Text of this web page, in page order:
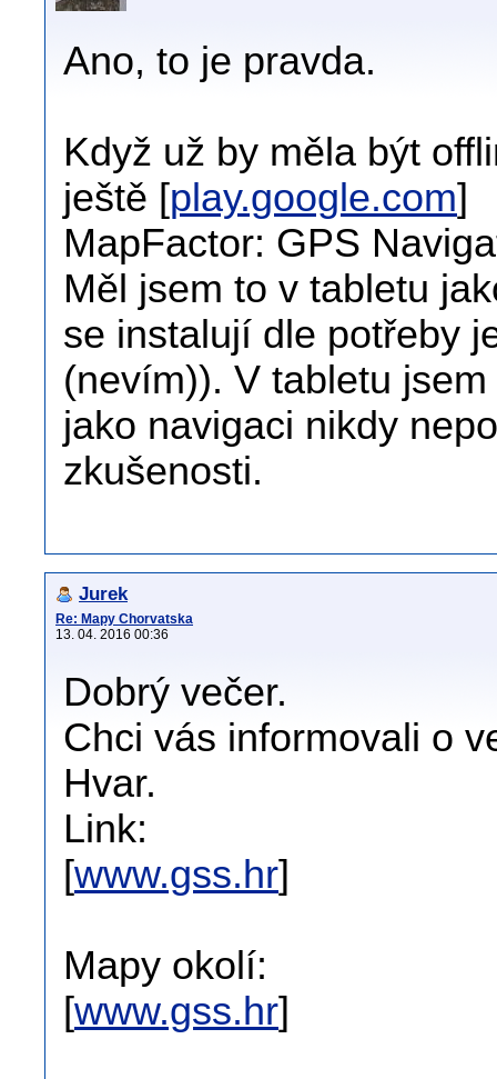
Ano, to je pravda.
Když už by měla být
ještě [play.google.com]
MapFactor: GPS
Měl jsem to v tabletu
se instalují dle potřeby
(nevím)). V tabletu
jako navigaci nikdy
zkušenosti.
Jurek
Re: Mapy Chorvatska
13. 04. 2016 00:36
Dobrý večer.
Chci vás informovali o
Hvar.
Link:
[www.gss.hr]
Mapy okolí:
[www.gss.hr]